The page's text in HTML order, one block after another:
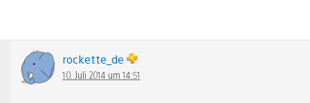
rockette_de
10. Juli 2014 um 14:51